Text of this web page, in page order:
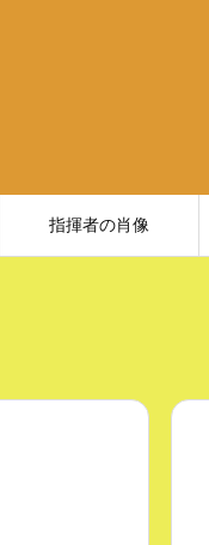
指揮者の肖像